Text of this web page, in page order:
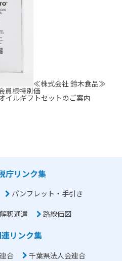
≪株式会社 鈴木食品≫
員様特別価
イルギフトセットのご案内
庁リンク集
パンフレット・手引き
釈通達 路線価図
リンク集
合
千葉県法人会連合